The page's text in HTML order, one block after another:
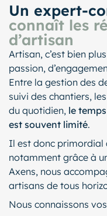
Un expert-
connaît les
d’artisan
Artisan, c’est bien
passion,
Entre la gestion des
suivi des chantiers,
du quotidien, le
est souvent limité.
Il est donc primordial
notamment grâce à
Axens, nous
artisans de tous
Nous connaissons